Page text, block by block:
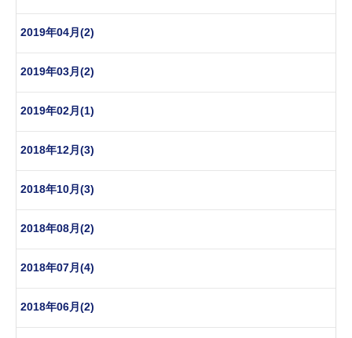
2019年04月(2)
2019年03月(2)
2019年02月(1)
2018年12月(3)
2018年10月(3)
2018年08月(2)
2018年07月(4)
2018年06月(2)